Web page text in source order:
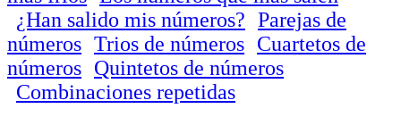
¿Han salido mis números? Parejas de
números Trios de números Cuartetos de
números Quintetos de números
Combinaciones repetidas